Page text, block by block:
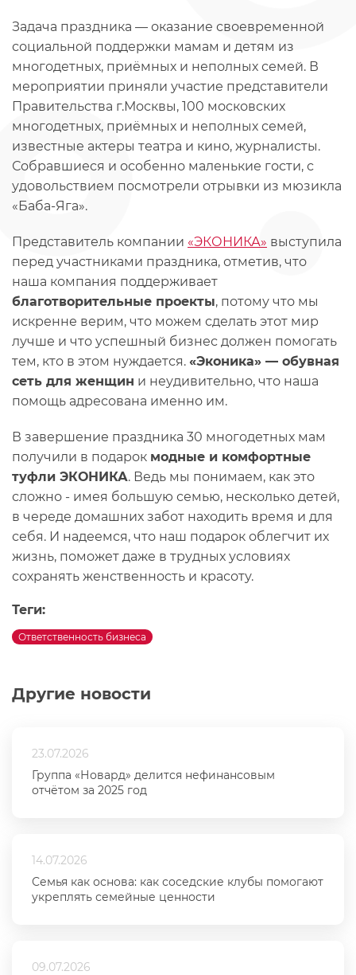
Другие новости
23.07.2026
Группа «Новард» делится нефинансовым
отчётом за 2025 год
14.07.2026
Семья как основа: как соседские клубы помогают
укреплять семейные ценности
09.07.2026
Задача праздника — оказание своевременной
социальной поддержки мамам и детям из
многодетных, приёмных и неполных семей. В
мероприятии приняли участие представители
Правительства г.Москвы, 100 московских
многодетных, приёмных и неполных семей,
известные актеры театра и кино, журналисты.
Собравшиеся и особенно маленькие гости, с
удовольствием посмотрели отрывки из мюзикла
«Баба-Яга».
Представитель компании «ЭКОНИКА» выступила
перед участниками праздника, отметив, что
наша компания поддерживает
благотворительные проекты, потому что мы
искренне верим, что можем сделать этот мир
лучше и что успешный бизнес должен помогать
тем, кто в этом нуждается. «Эконика» — обувная
сеть для женщин и неудивительно, что наша
помощь адресована именно им.
В завершение праздника 30 многодетных мам
получили в подарок модные и комфортные
туфли ЭКОНИКА. Ведь мы понимаем, как это
сложно - имея большую семью, несколько детей,
в череде домашних забот находить время и для
себя. И надеемся, что наш подарок облегчит их
жизнь, поможет даже в трудных условиях
сохранять женственность и красоту.
Теги:
Ответственность бизнеса